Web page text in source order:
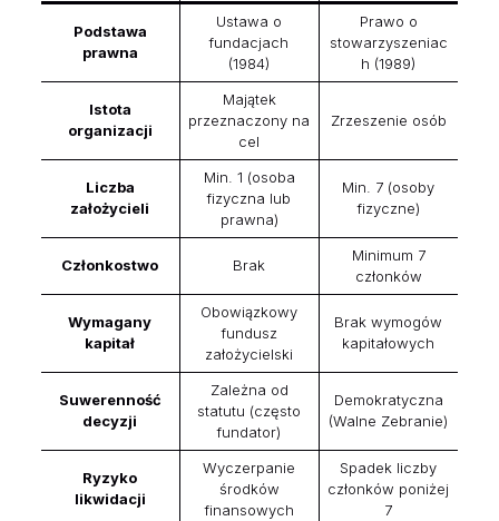
Podstawa
prawna
Ustawa o
fundacjach
(1984)
Prawo o
stowarzyszeniac
h (1989)
Istota
organizacji
Majątek
przeznaczony na
cel
Zrzeszenie osób
Liczba
założycieli
Min. 1 (osoba
fizyczna lub
prawna)
Min. 7 (osoby
fizyczne)
Członkostwo Brak
Minimum 7
członków
Wymagany
kapitał
Obowiązkowy
fundusz
założycielski
Brak wymogów
kapitałowych
Suwerenność
decyzji
Zależna od
statutu (często
fundator)
Demokratyczna
(Walne Zebranie)
Ryzyko
likwidacji
Wyczerpanie
środków
finansowych
Spadek liczby
członków poniżej
7